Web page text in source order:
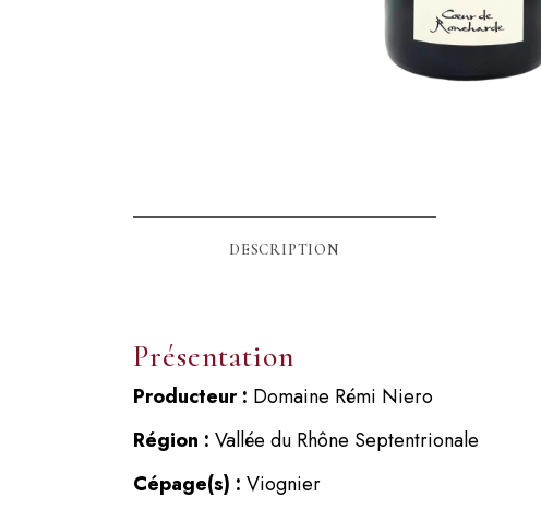
DESCRIPTION
Présentation
Producteur : Domaine Rémi Niero
Région : Vallée du Rhône Septentrionale
Cépage(s) : Viognier